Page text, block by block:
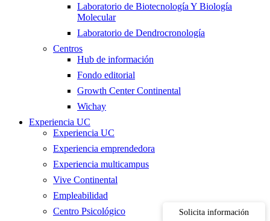
Solicita información
Laboratorio de Biotecnología Y Biología
Molecular
Laboratorio de Dendrocronología
Centros
Hub de información
Fondo editorial
Growth Center Continental
Wichay
Experiencia UC
Experiencia UC
Experiencia emprendedora
Experiencia multicampus
Vive Continental
Empleabilidad
Centro Psicológico